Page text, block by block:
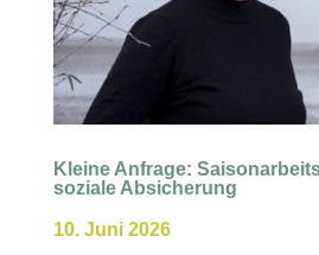
Kleine Anfrage:
soziale Absicherung
10. Juni 2026